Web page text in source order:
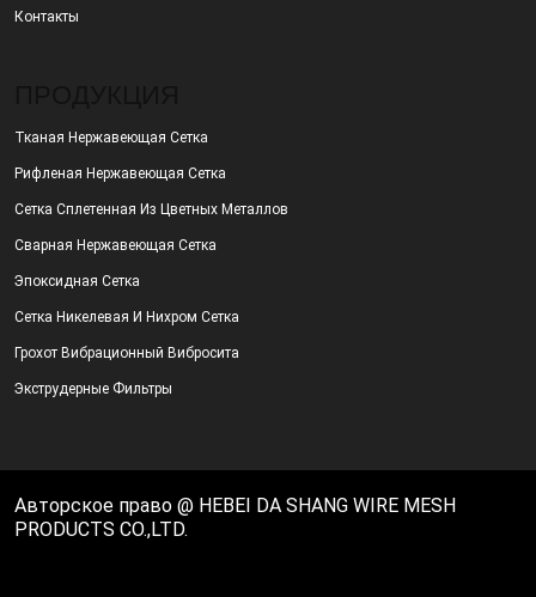
Контакты
Тканая Нержавеющая Сетка
Рифленая Нержавеющая Сетка
Сетка Сплетенная Из Цветных Металлов
Сварная Нержавеющая Сетка
Эпоксидная Сетка
Сетка Никелевая И Нихром Сетка
Грохот Вибрационный Вибросита
Экструдерные Фильтры
Авторское право @ HEBEI DA SHANG WIRE MESH
PRODUCTS CO.,LTD.